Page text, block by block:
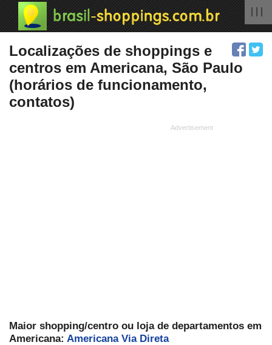
Localizações de shoppings e
centros em Americana, São Paulo
(horários de funcionamento,
contatos)
Maior shopping/centro ou loja de departamentos em
Americana: Americana Via Direta